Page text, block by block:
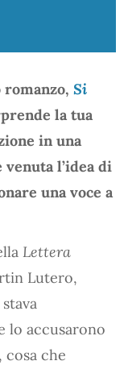
Si
la tua
in una
l’idea di
una voce a
Lettera
Lutero,
lo accusarono
che